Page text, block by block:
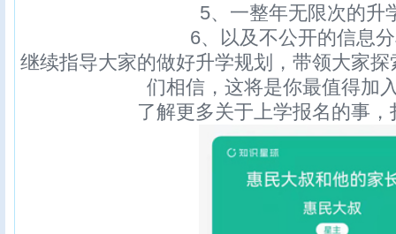
5、一整年无限次的升
6、以及不公开的信息
继续指导大家的做好升学规划，带领大家
们相信，这将是你最值得加
了解更多关于上学报名的事